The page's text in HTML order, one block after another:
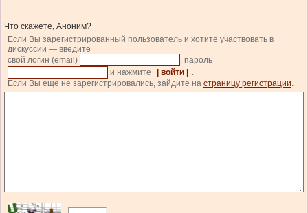
Что скажете, Аноним?
Если Вы зарегистрированный пользователь и хотите участвовать в
дискуссии — введите
свой логин (email)
, пароль
и нажмите
| войти |
.
Если Вы еще не зарегистрировались, зайдите на страницу регистрации.